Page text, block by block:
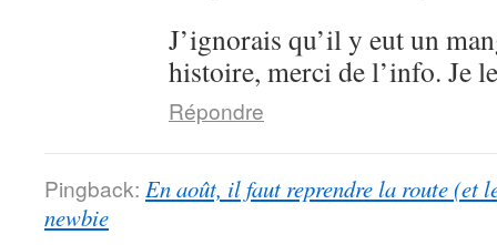
J’ignorais qu’il y eut un
histoire, merci de l’info. Je
Répondre
Pingback: En août, il faut reprendre la route (et
newbie